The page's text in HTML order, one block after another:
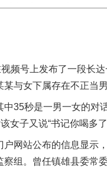
号上发布了一段长达
与女下属存在不正当男
秒是一男一女的对话
女子又说“书记你喝多了
站公布的信息显示，
组。曾任镇雄县委常